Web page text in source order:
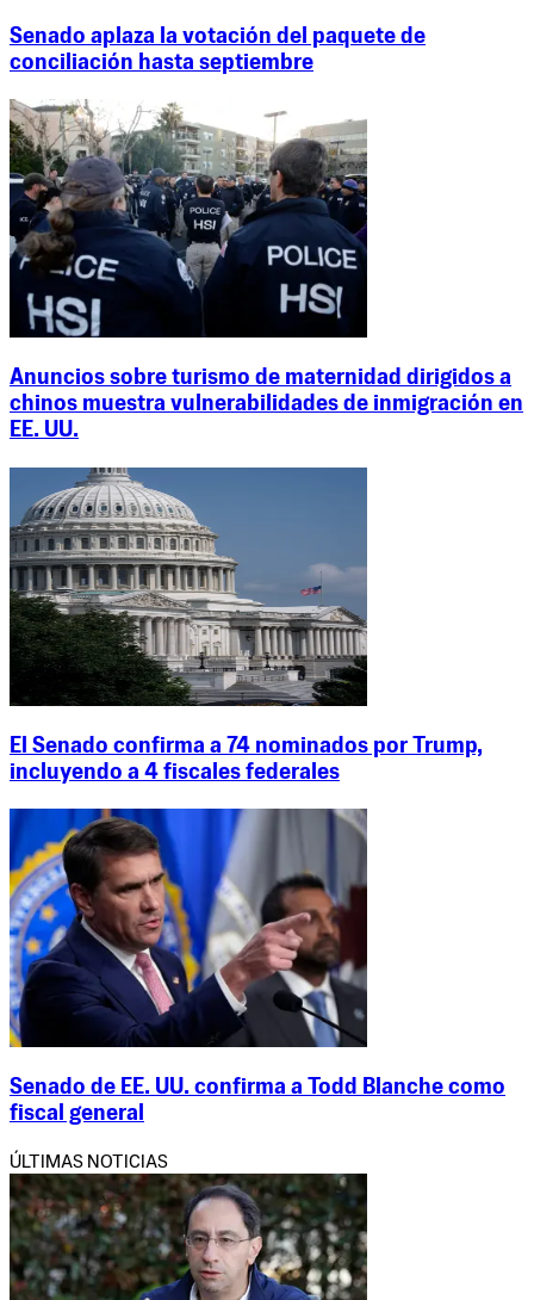
Senado aplaza la votación del paquete de
conciliación hasta septiembre
Anuncios sobre turismo de maternidad dirigidos a
chinos muestra vulnerabilidades de inmigración en
EE. UU.
El Senado confirma a 74 nominados por Trump,
incluyendo a 4 fiscales federales
Senado de EE. UU. confirma a Todd Blanche como
fiscal general
ÚLTIMAS NOTICIAS